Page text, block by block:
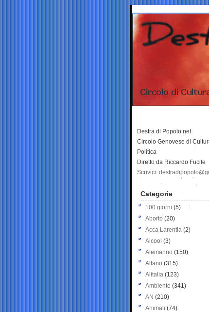
Destra di Popolo.net
Circolo Genovese di
Politica
Diretto da Riccardo Fucile
Scrivici:
Categorie
100 giorni (5)
Aborto (20)
Acca Larentia (2)
Alcool (3)
Alemanno (150)
Alfano (315)
Alitalia (123)
Ambiente (341)
AN (210)
Animali (74)